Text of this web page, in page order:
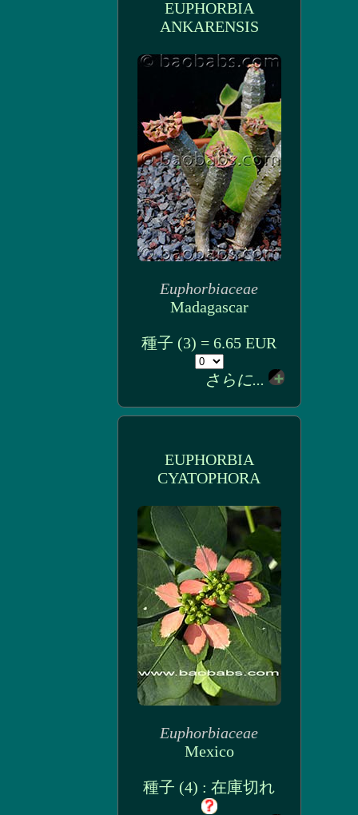
EUPHORBIA
ANKARENSIS
Euphorbiaceae
Madagascar
種子 (3) = 6.65 EUR
さらに...
EUPHORBIA
CYATOPHORA
Euphorbiaceae
Mexico
種子 (4) : 在庫切れ